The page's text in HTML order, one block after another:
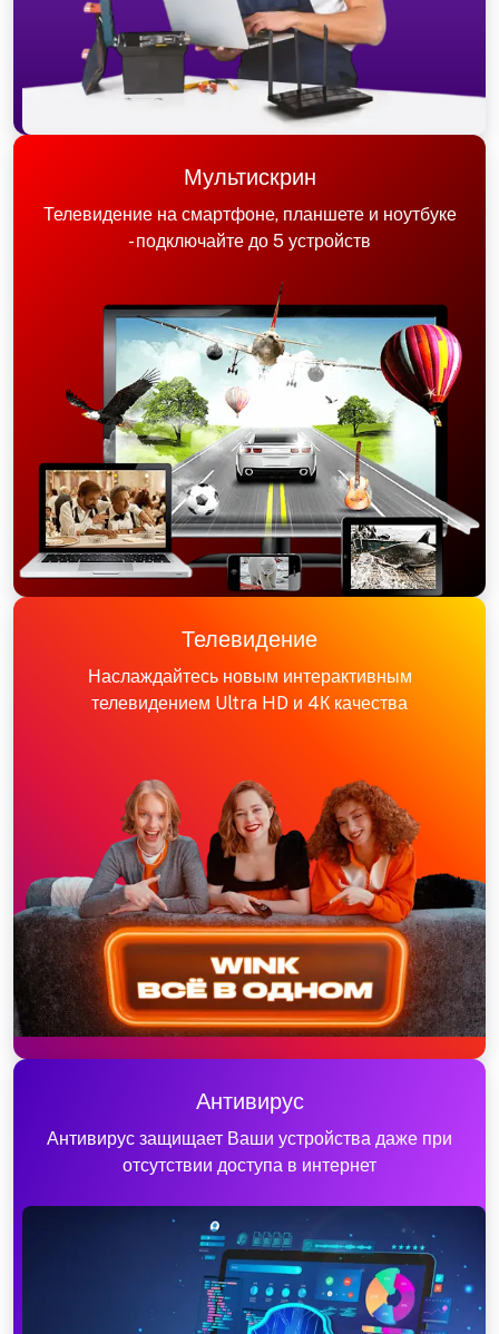
Мультискрин
Телевидение на смартфоне, планшете и ноутбуке
- подключайте до 5 устройств
Телевидение
Наслаждайтесь новым интерактивным
телевидением Ultra HD и 4К качества
Антивирус
Антивирус защищает Ваши устройства даже при
отсутствии доступа в интернет